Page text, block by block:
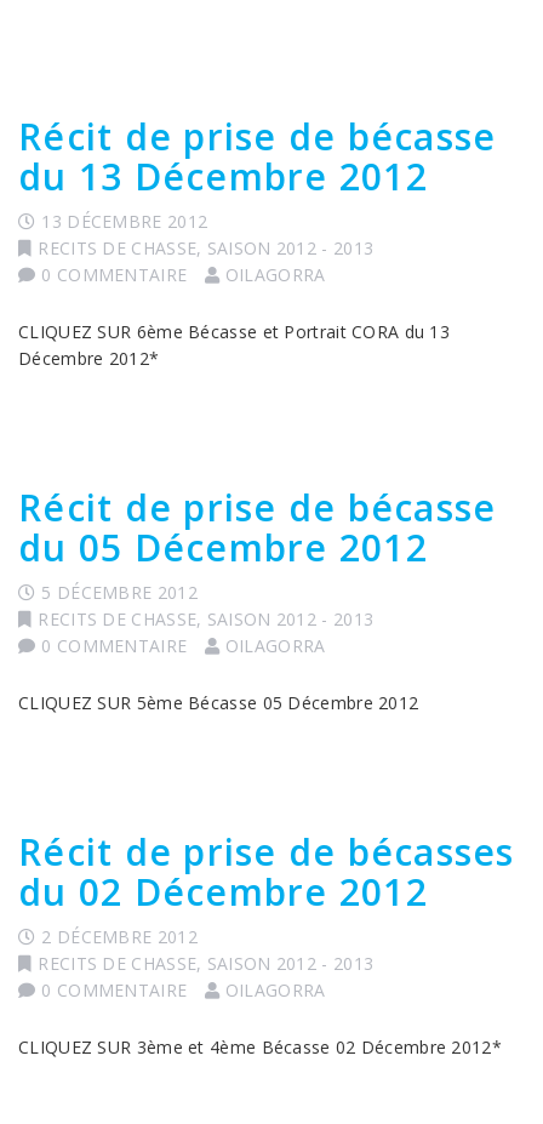
Récit de prise de bécasse
du 13 Décembre 2012
13 DÉCEMBRE 2012
RECITS DE CHASSE, SAISON 2012 - 2013
0 COMMENTAIRE
OILAGORRA
CLIQUEZ SUR 6ème Bécasse et Portrait CORA du 13
Décembre 2012*
Récit de prise de bécasse
du 05 Décembre 2012
5 DÉCEMBRE 2012
RECITS DE CHASSE, SAISON 2012 - 2013
0 COMMENTAIRE
OILAGORRA
CLIQUEZ SUR 5ème Bécasse 05 Décembre 2012
Récit de prise de bécasses
du 02 Décembre 2012
2 DÉCEMBRE 2012
RECITS DE CHASSE, SAISON 2012 - 2013
0 COMMENTAIRE
OILAGORRA
CLIQUEZ SUR 3ème et 4ème Bécasse 02 Décembre 2012*